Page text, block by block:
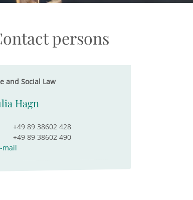
persons
and Social Law
Hagn
+49 89 38602 428
+49 89 38602 490
mail